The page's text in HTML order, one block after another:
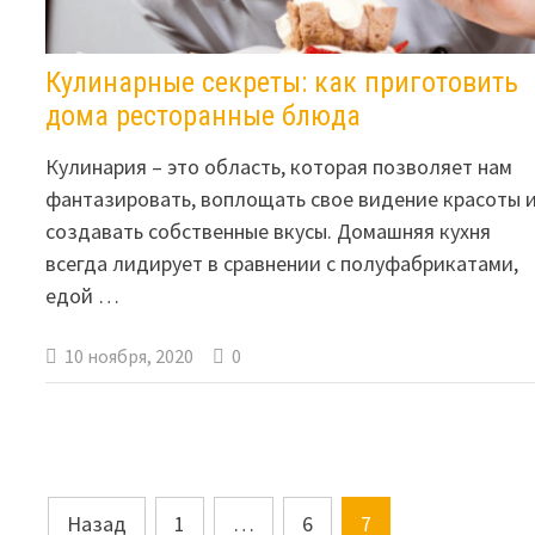
Кулинарные секреты: как приготовить
дома ресторанные блюда
Кулинария – это область, которая позволяет нам
фантазировать, воплощать свое видение красоты
создавать собственные вкусы. Домашняя кухня
всегда лидирует в сравнении с полуфабрикатами,
едой …
10 ноября, 2020 0
Навигация
Назад 1 … 6 7